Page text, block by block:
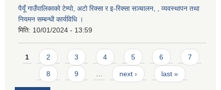
पैयूँ गाउँपालिकाको टेम्पो, अटो रिक्सा र इ-रिक्सा सञ्चालन, , व्यवस्थापन तथा
नियमन सम्बन्धी कार्यविधि ।
मिति: 10/01/2024 - 13:59
Pages
1 2 3 4 5 6 7
8 9 next › last »